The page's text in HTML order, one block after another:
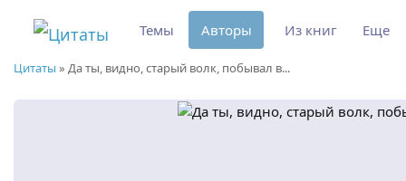
Цитаты » Да ты, видно, старый волк, побывал в...
Темы Авторы Из книг Еще